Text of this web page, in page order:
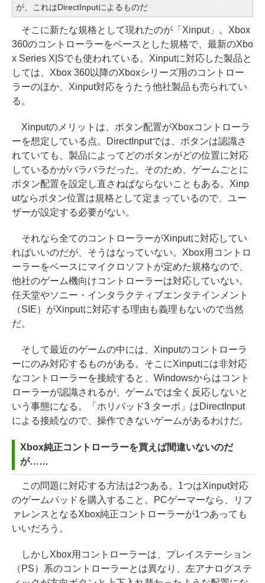
が、これはDirectInputによるものだ
そこに新たな規格として現れたのが「Xinput」。Xbox
360のコントローラーをベースとした規格で、最新のXbo
x Series X|Sでも使われている。Xinputに対応した製品と
しては、Xbox 360以降のXboxシリーズ用のコントロー
ラーのほか、Xinput対応をうたう他社製品も売られてい
る。
Xinputのメリットは、ボタン配置がXboxコントローラ
ーを想定している点。DirectInputでは、ボタンは認識さ
れていても、製品によってどのボタンがどの位置に対応
しているかがバラバラだった。そのため、ゲームごとに
ボタン配置を設定し直さねばならないこともある。Xinp
utならボタン位置は規格として定まっているので、ユー
ザーが設定する必要がない。
それなら全てのコントローラーがXinputに対応してい
ればいいのだが、そうはなっていない。Xbox用コントロ
ーラーをベースにマイクロソフトが定めた規格なので、
他社のゲーム機向けコントローラーは対応していない。
任天堂やソニー・インタラクティブエンタテインメント
（SIE）がXinputに対応する理由も義理もないので当然
だ。
そして最近のゲームの中には、Xinputのコントローラ
ーにのみ対応するものがある。そこにXinputには非対応
なコントローラーを接続すると、Windowsからはコント
ローラーが認識されるが、ゲームでは全く反応しないと
いう事態になる。「ホリパッド3 ターボ」はDirectInput
による接続なので、操作できないゲームがあるわけだ。
Xbox純正コントローラーを買えば間違いないのだ
が……
この問題に対応する方法は2つある。1つはXinput対応
のゲームパッドを購入すること。PCゲーマーなら、リフ
ァレンスとなるXbox純正コントローラーが1つあっても
いいだろう。
しかしXbox用コントローラーは、プレイステーション
（PS）系のコントローラーとは異なり、左アナログステ